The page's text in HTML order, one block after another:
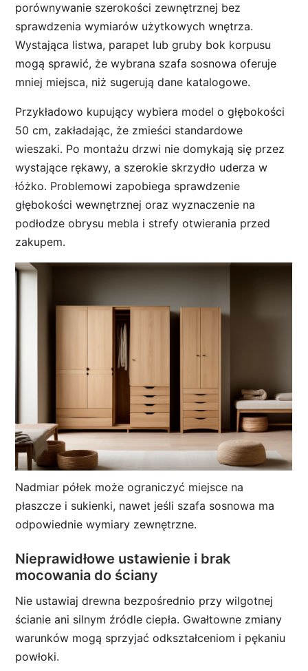
porównywanie szerokości zewnętrznej bez
sprawdzenia wymiarów użytkowych wnętrza.
Wystająca listwa, parapet lub gruby bok korpusu
mogą sprawić, że wybrana szafa sosnowa oferuje
mniej miejsca, niż sugerują dane katalogowe.
Przykładowo kupujący wybiera model o głębokości
50 cm, zakładając, że zmieści standardowe
wieszaki. Po montażu drzwi nie domykają się przez
wystające rękawy, a szerokie skrzydło uderza w
łóżko. Problemowi zapobiega sprawdzenie
głębokości wewnętrznej oraz wyznaczenie na
podłodze obrysu mebla i strefy otwierania przed
zakupem.
Nadmiar półek może ograniczyć miejsce na
płaszcze i sukienki, nawet jeśli szafa sosnowa ma
odpowiednie wymiary zewnętrzne.
Nieprawidłowe ustawienie i brak
mocowania do ściany
Nie ustawiaj drewna bezpośrednio przy wilgotnej
ścianie ani silnym źródle ciepła. Gwałtowne zmiany
warunków mogą sprzyjać odkształceniom i pękaniu
powłoki.